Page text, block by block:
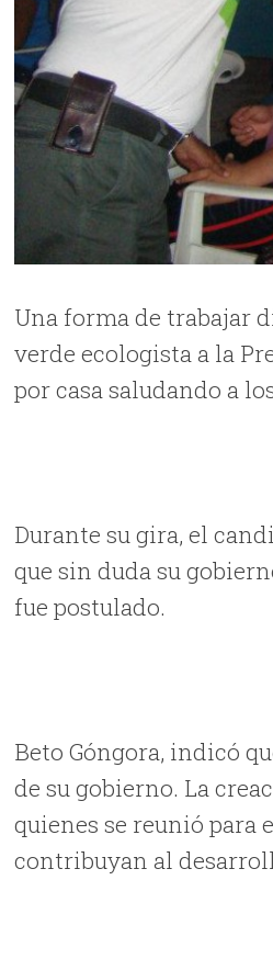
Una forma de trabajar
verde ecologista a la
por casa saludando a
Durante su gira, el
que sin duda su
fue postulado.
Beto Góngora, indicó
de su gobierno. La
quienes se reunió para
contribuyan al